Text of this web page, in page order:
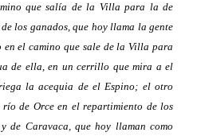
que salía de la Villa para la de
los ganados, que hoy llama la gente
en el camino que sale de la Villa para
de ella, en un cerrillo que mira a el
la acequia de el Espino; el otro
de Orce en el repartimiento de los
de Caravaca, que hoy llaman como